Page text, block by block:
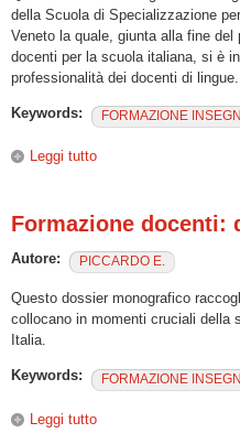
della Scuola di Specializzazione
Veneto la quale, giunta alla fine
docenti per la scuola italiana, si è
professionalità dei docenti di lingue.
Keywords: FORMAZIONE
Leggi tutto
Formazione docenti:
Autore: PICCARDO E.
Questo dossier monografico
collocano in momenti cruciali della
Italia.
Keywords: FORMAZIONE
Leggi tutto